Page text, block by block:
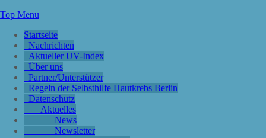
Top Menu
Startseite
Nachrichten
Aktueller UV-Index
Über uns
Partner/Unterstützer
Regeln der Selbsthilfe Hautkrebs Berlin
Datenschutz
Aktuelles
News
Newsletter